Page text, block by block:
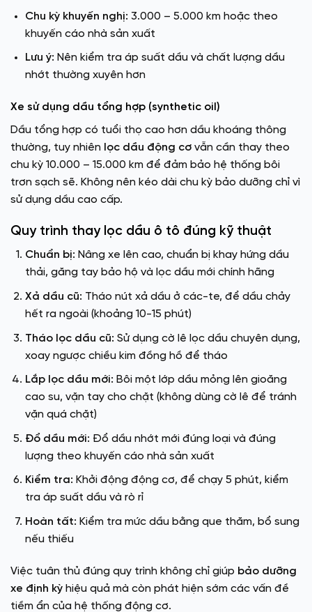
Chu kỳ khuyến nghị: 3.000 – 5.000 km hoặc theo
khuyến cáo nhà sản xuất
Lưu ý: Nên kiểm tra áp suất dầu và chất lượng dầu
nhớt thường xuyên hơn
Xe sử dụng dầu tổng hợp (synthetic oil)
Dầu tổng hợp có tuổi thọ cao hơn dầu khoáng thông
thường, tuy nhiên lọc dầu động cơ vẫn cần thay theo
chu kỳ 10.000 – 15.000 km để đảm bảo hệ thống bôi
trơn sạch sẽ. Không nên kéo dài chu kỳ bảo dưỡng chỉ vì
sử dụng dầu cao cấp.
Quy trình thay lọc dầu ô tô đúng kỹ thuật
Chuẩn bị: Nâng xe lên cao, chuẩn bị khay hứng dầu
thải, găng tay bảo hộ và lọc dầu mới chính hãng
Xả dầu cũ: Tháo nút xả dầu ở các-te, để dầu chảy
hết ra ngoài (khoảng 10-15 phút)
Tháo lọc dầu cũ: Sử dụng cờ lê lọc dầu chuyên dụng,
xoay ngược chiều kim đồng hồ để tháo
Lắp lọc dầu mới: Bôi một lớp dầu mỏng lên gioăng
cao su, vặn tay cho chặt (không dùng cờ lê để tránh
vặn quá chặt)
Đổ dầu mới: Đổ dầu nhớt mới đúng loại và đúng
lượng theo khuyến cáo nhà sản xuất
Kiểm tra: Khởi động động cơ, để chạy 5 phút, kiểm
tra áp suất dầu và rò rỉ
Hoàn tất: Kiểm tra mức dầu bằng que thăm, bổ sung
nếu thiếu
Việc tuân thủ đúng quy trình không chỉ giúp bảo dưỡng
xe định kỳ hiệu quả mà còn phát hiện sớm các vấn đề
tiềm ẩn của hệ thống động cơ.